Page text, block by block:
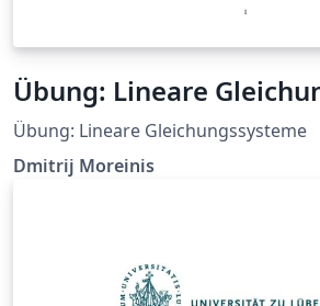
Übung: Lineare
Übung: Lineare Gleichungssysteme
Dmitrij Moreinis